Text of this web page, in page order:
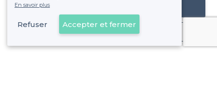
Référencer mon établissement
Déjà client
En savoir plus
Refuser Accepter et fermer